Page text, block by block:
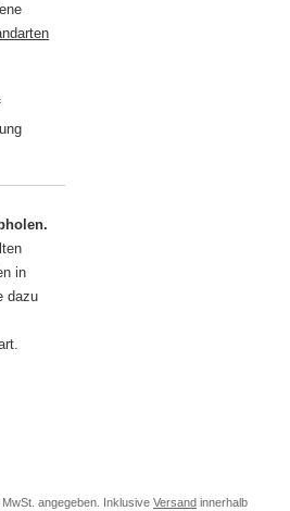
in
dazu
angegeben. Inklusive Versand innerhalb